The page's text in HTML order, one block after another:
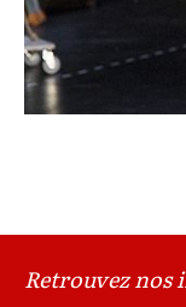
Retrouvez nos